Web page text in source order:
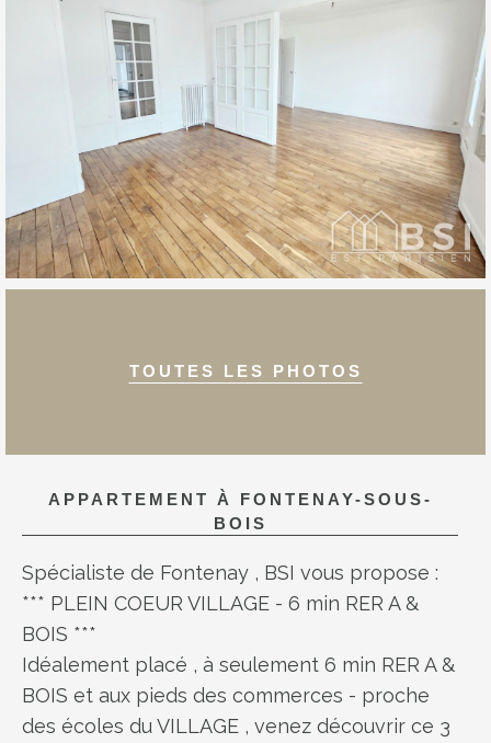
TOUTES LES PHOTOS
APPARTEMENT À FONTENAY-SOUS-
BOIS
Spécialiste de Fontenay , BSI vous propose :
*** PLEIN COEUR VILLAGE - 6 min RER A &
BOIS ***
Idéalement placé , à seulement 6 min RER A &
BOIS et aux pieds des commerces - proche
des écoles du VILLAGE , venez découvrir ce 3